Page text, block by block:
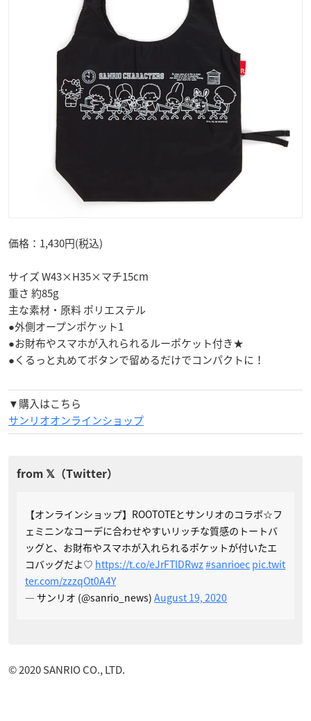
価格：1,430円(税込)
サイズ W43×H35×マチ15cm
重さ 約85g
主な素材・原料 ポリエステル
●外側オープンポケット1
●お財布やスマホが入れられるルーポケット付き★
●くるっと丸めてボタンで留めるだけでコンパクトに！
▼購入はこちら
サンリオオンラインショップ
【オンラインショップ】ROOTOTEとサンリオのコラボ☆フ
ェミニンなコーデに合わせやすいリッチな質感のトートバ
ッグと、お財布やスマホが入れられるポケットが付いたエ
コバッグだよ♡ https://t.co/eJrFTlDRwz#sanrioec pic.twit
ter.com/zzzqOt0A4Y
— サンリオ (@sanrio_news) August 19, 2020
© 2020 SANRIO CO., LTD.